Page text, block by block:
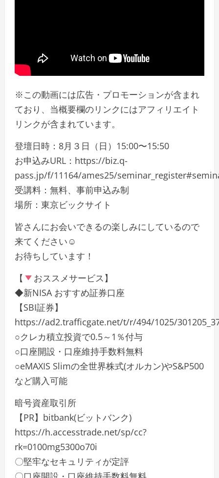
※この動画には広告・プロモーションが含まれ
ており、当概要欄のリンクにはアフィリエイト
リンクが含まれています。
登壇日時：8月３日（日）15:00〜15:50
お申込みURL：https://biz.q-
pass.jp/f/11164/ames25/
受講料：無料、事前申込み制
場所：東京ビックサイト
皆さんにお会いできるの楽しみにしているので
来てください☺
お待ちしています！
【
おススメサービス】
◆新NISA おすすめ証券口座
【SBI証券】
https://ad2.trafficgate.net/t/r/494/1025/
○クレカ積立投資で0.5～1％付与
○口座開設・口座維持手数料無料
○eMAXIS Slimの全世界株式(オルカン)やS&P500
など購入可能
暗号資産取引所
【PR】bitbank(ビットバンク)
https://h.accesstrade.net/sp/cc?
rk=0100mg5300o70i
〇堅牢なセキュリティが定評